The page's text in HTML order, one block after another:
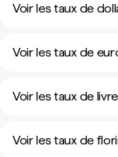
Voir les taux de
Voir les taux de
Voir les taux de
Voir les taux de